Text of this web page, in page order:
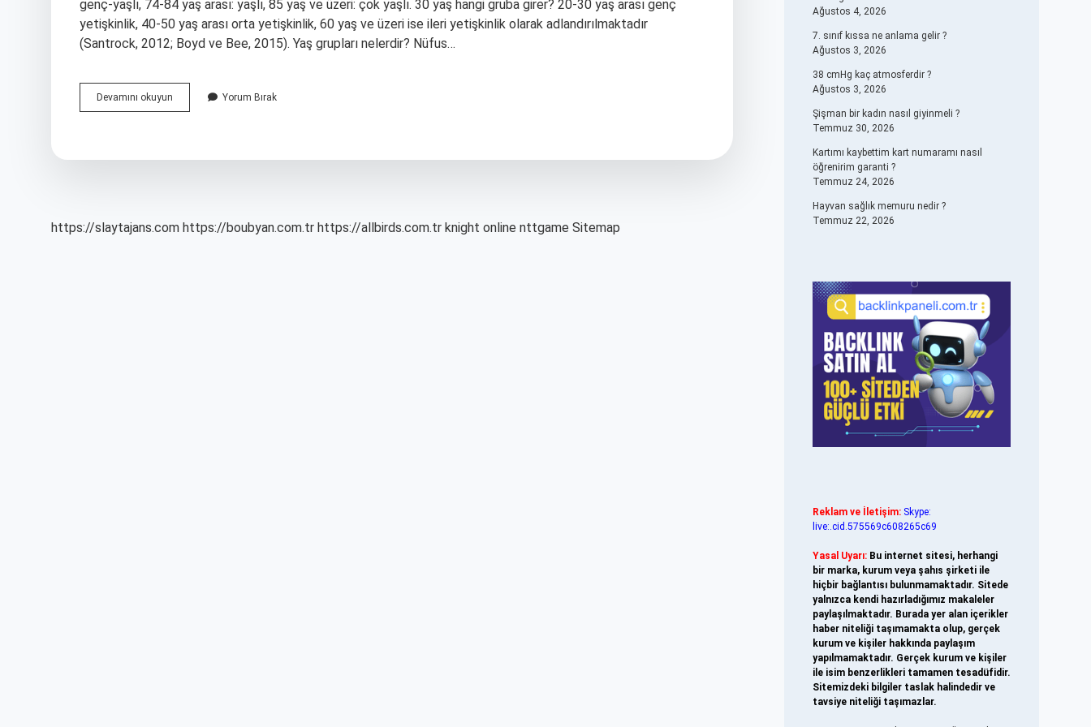
genç-yaşlı, 74-84 yaş arası: yaşlı, 85 yaş ve üzeri: çok yaşlı. 30 yaş hangi gruba girer? 20-30 yaş arası genç
yetişkinlik, 40-50 yaş arası orta yetişkinlik, 60 yaş ve üzeri ise ileri yetişkinlik olarak adlandırılmaktadır
(Santrock, 2012; Boyd ve Bee, 2015). Yaş grupları nelerdir? Nüfus…
Devamını okuyun
Yaşlı
Yorum Bırak
https://slaytajans.com https://boubyan.com.tr https://allbirds.com.tr knight online nttgame Sitemap
Ağustos 4, 2026
7. sınıf kıssa ne anlama gelir ?
Ağustos 3, 2026
38 cmHg kaç atmosferdir ?
Ağustos 3, 2026
Şişman bir kadın nasıl giyinmeli ?
Temmuz 30, 2026
Kartımı kaybettim kart numaramı nasıl
öğrenirim garanti ?
Temmuz 24, 2026
Hayvan sağlık memuru nedir ?
Temmuz 22, 2026
Reklam ve İletişim: Skype:
live:.cid.575569c608265c69
Yasal Uyarı: Bu internet sitesi, herhangi
bir marka, kurum veya şahıs şirketi ile
hiçbir bağlantısı bulunmamaktadır. Sitede
yalnızca kendi hazırladığımız makaleler
paylaşılmaktadır. Burada yer alan içerikler
haber niteliği taşımamakta olup, gerçek
kurum ve kişiler hakkında paylaşım
yapılmamaktadır. Gerçek kurum ve kişiler
ile isim benzerlikleri tamamen tesadüfidir.
Sitemizdeki bilgiler taslak halindedir ve
tavsiye niteliği taşımazlar.